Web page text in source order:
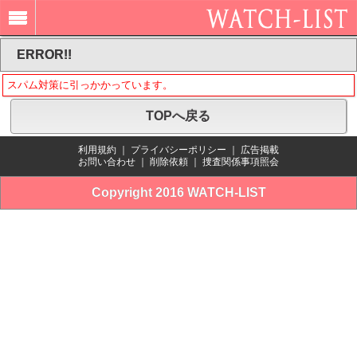
ERROR!!
スパム対策に引っかかっています。
TOPへ戻る
利用規約 プライバシーポリシー
広告掲載
お問い合わせ
削除依頼 捜査関係事項照会
Copyright 2016 WATCH-LIST